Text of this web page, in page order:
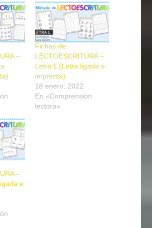
–
Fichas de
LECTOESCRITURA –
Letra L (Letra ligada e
imprenta)
18 enero, 2022
En «Comprensión
lectora»
–
e